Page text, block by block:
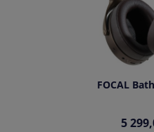
FOCAL
5